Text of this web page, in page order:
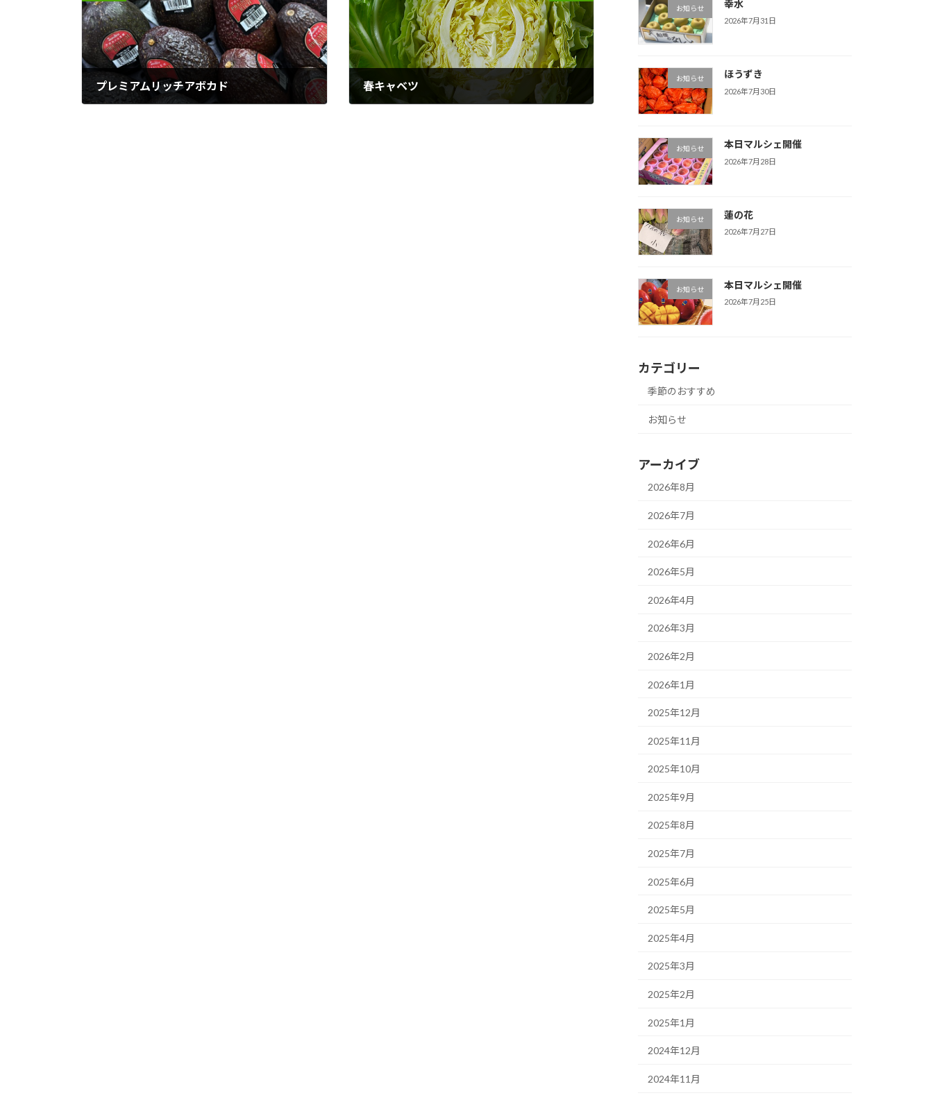
プレミアムリッチアボカド 春キャベツ
お知らせ 幸水
2026年7月31日
お知らせ ほうずき
2026年7月30日
お知らせ 本日マルシェ開催
2026年7月28日
お知らせ 蓮の花
2026年7月27日
お知らせ 本日マルシェ開催
2026年7月25日
カテゴリー
季節のおすすめ
お知らせ
アーカイブ
2026年8月
2026年7月
2026年6月
2026年5月
2026年4月
2026年3月
2026年2月
2026年1月
2025年12月
2025年11月
2025年10月
2025年9月
2025年8月
2025年7月
2025年6月
2025年5月
2025年4月
2025年3月
2025年2月
2025年1月
2024年12月
2024年11月